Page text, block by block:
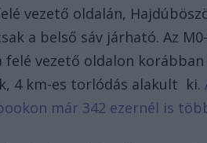
vezető oldalán,
a belső sáv járható. Az
felé vezető oldalon
4 km-es torlódás alakult ki.
már 342 ezernél is